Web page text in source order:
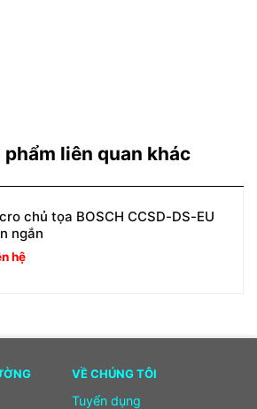
phẩm liên quan khác
chủ tọa BOSCH CCSD-DS-EU
ngắn
hệ
VỀ CHÚNG TÔI
Tuyển dụng